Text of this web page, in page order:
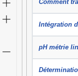
Comment
Intégration
pH métrie